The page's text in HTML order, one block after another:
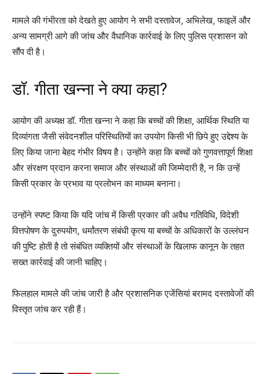
मामले की गंभीरता को देखते हुए आयोग ने सभी दस्तावेज, अभिलेख, फाइलें और
अन्य सामग्री आगे की जांच और वैधानिक कार्रवाई के लिए पुलिस प्रशासन को
सौंप दी है।
डॉ. गीता खन्ना ने क्या कहा?
आयोग की अध्यक्ष डॉ. गीता खन्ना ने कहा कि बच्चों की शिक्षा, आर्थिक स्थिति या
दिव्यांगता जैसी संवेदनशील परिस्थितियों का उपयोग किसी भी छिपे हुए उद्देश्य के
लिए किया जाना बेहद गंभीर विषय है। उन्होंने कहा कि बच्चों को गुणवत्तापूर्ण शिक्षा
और संरक्षण प्रदान करना समाज और संस्थाओं की जिम्मेदारी है, न कि उन्हें
किसी प्रकार के प्रभाव या प्रलोभन का माध्यम बनाना।
उन्होंने स्पष्ट किया कि यदि जांच में किसी प्रकार की अवैध गतिविधि, विदेशी
वित्तपोषण के दुरुपयोग, धर्मांतरण संबंधी कृत्य या बच्चों के अधिकारों के उल्लंघन
की पुष्टि होती है तो संबंधित व्यक्तियों और संस्थाओं के खिलाफ कानून के तहत
सख्त कार्रवाई की जानी चाहिए।
फिलहाल मामले की जांच जारी है और प्रशासनिक एजेंसियां बरामद दस्तावेजों की
विस्तृत जांच कर रही हैं।